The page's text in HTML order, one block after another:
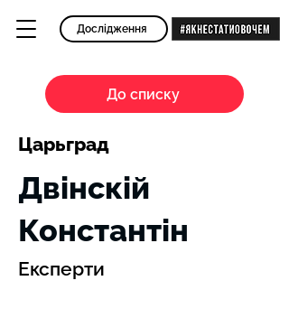
Дослідження
До списку
Царьград
Експерти
Двінскій
Константін